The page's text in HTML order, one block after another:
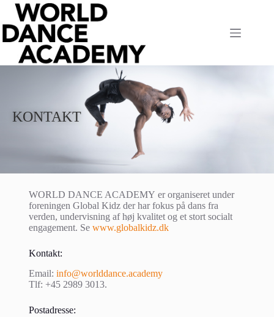
KONTAKT
WORLD DANCE ACADEMY er organiseret under
foreningen Global Kidz der har fokus på dans fra
verden, undervisning af høj kvalitet og et stort socialt
engagement. Se www.globalkidz.dk
Kontakt:
Email: info@worlddance.academy
Tlf: +45 2989 3013.
Postadresse: